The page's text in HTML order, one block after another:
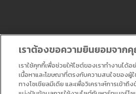
เราต้องขอความยินยอมจาก
เราใช้คุกกี้เพื่อช่วยให้ไซต์ของเราทำงานได้
เนื้อหาและโฆษณาที่ตรงกับความสนใจของผู้
ทางโซเชียลมีเดีย และเพื่อวิเคราะห์การเข้าถึ